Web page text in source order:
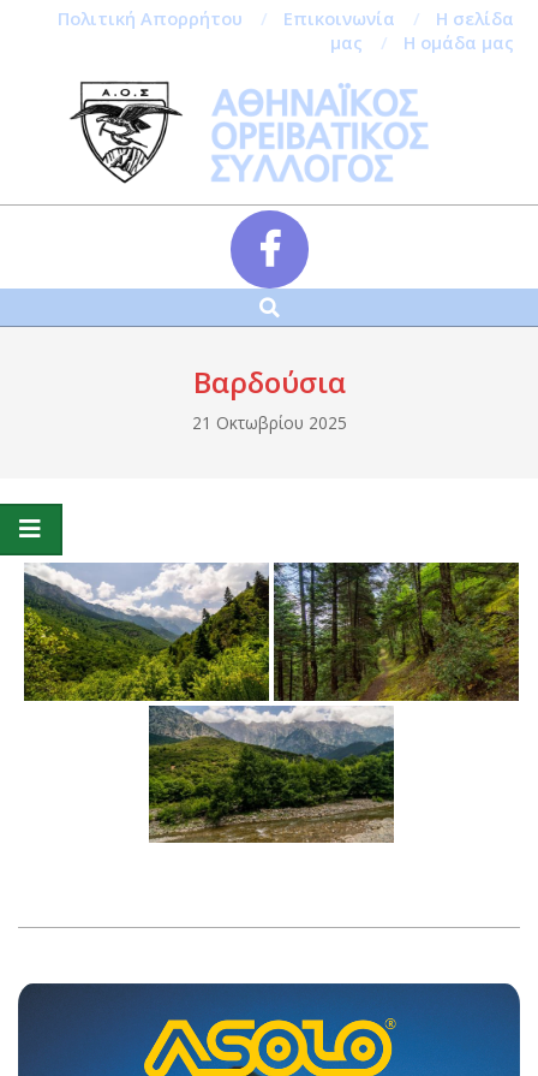
Πολιτική Απορρήτου Επικοινωνία
Η σελίδα
μας
Η ομάδα μας
Αναζήτηση
Βαρδούσια
21 Οκτωβρίου 2025
10-